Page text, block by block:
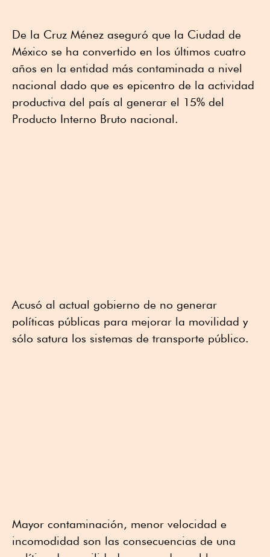
De la Cruz Ménez aseguró que la Ciudad de
México se ha convertido en los últimos cuatro
años en la entidad más contaminada a nivel
nacional dado que es epicentro de la actividad
productiva del país al generar el 15% del
Producto Interno Bruto nacional.
Acusó al actual gobierno de no generar
políticas públicas para mejorar la movilidad y
sólo satura los sistemas de transporte público.
Mayor contaminación, menor velocidad e
incomodidad son las consecuencias de una